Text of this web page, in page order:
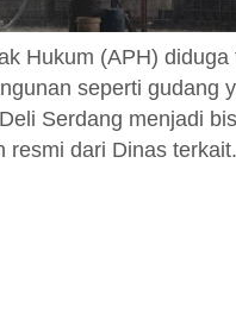
Hukum (APH)
seperti gudang
Serdang menjadi
resmi dari Dinas terkait.